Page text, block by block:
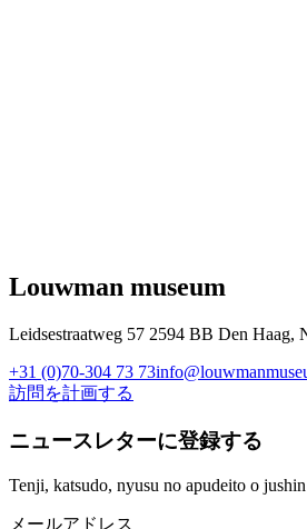
Louwman museum
Leidsestraatweg 57 2594 BB Den Haag,
+31 (0)70-304 73 73
訪問を計画する
ニュースレターに登録する
Tenji, katsudo, nyusu no apudeito o
メールアドレス